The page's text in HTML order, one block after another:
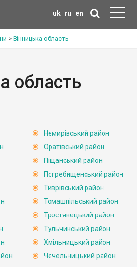
uk ru en
> Вінницька область
область
Немирівський район
Оратівський район
Піщанський район
Погребищенський район
Тиврівський район
Томашпільський район
Тростянецький район
Тульчинський район
Хмільницький район
Чечельницький район